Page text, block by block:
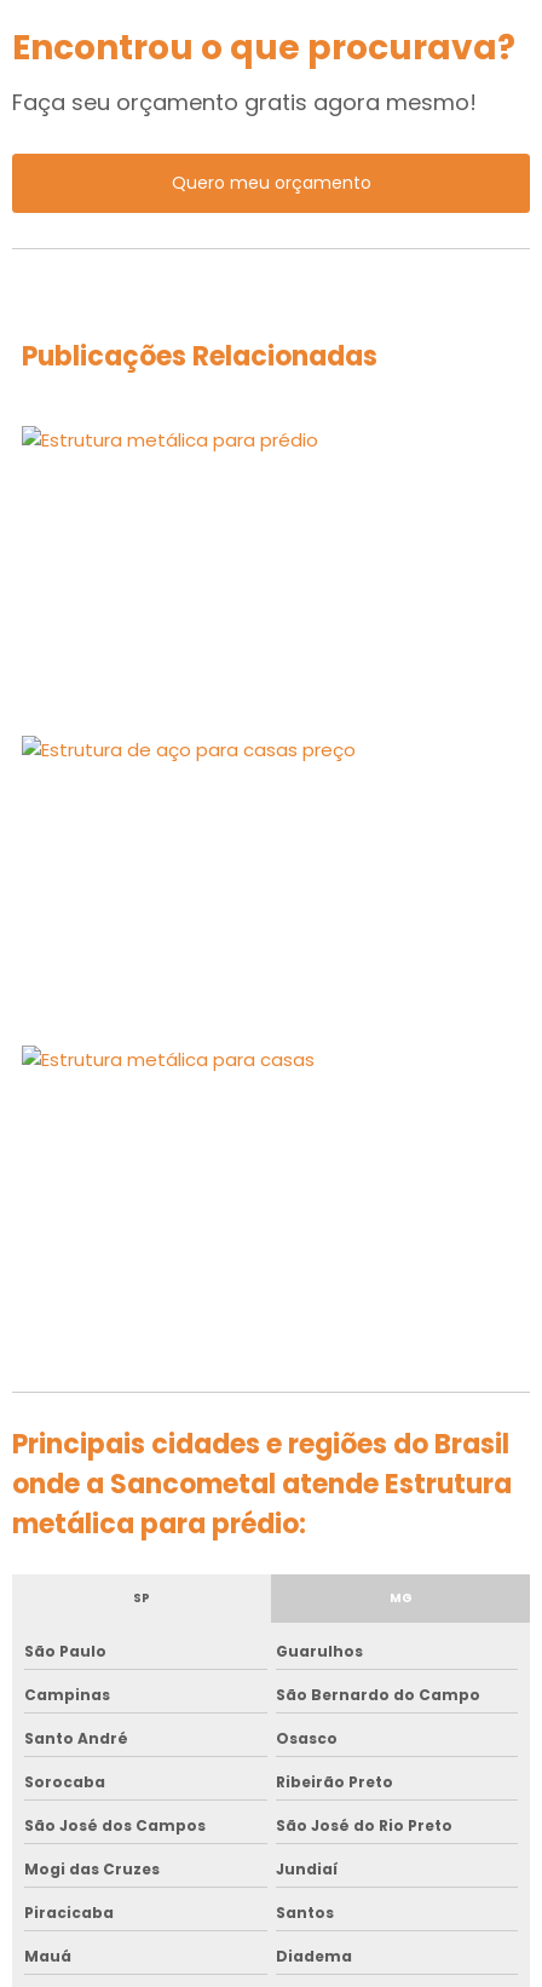
Encontrou o que procurava?
Faça seu orçamento gratis agora mesmo!
Quero meu orçamento
Publicações Relacionadas
Principais cidades e regiões do Brasil
onde a Sancometal atende Estrutura
metálica para prédio:
SP MG
São Paulo Guarulhos
Campinas São Bernardo do Campo
Santo André Osasco
Sorocaba Ribeirão Preto
São José dos Campos São José do Rio Preto
Mogi das Cruzes Jundiaí
Piracicaba Santos
Mauá Diadema